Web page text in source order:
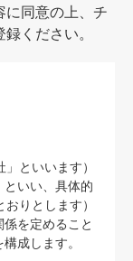
同意の上、チ
ください。
といいます）
いい、具体的
りとします）
を定めること
成します。